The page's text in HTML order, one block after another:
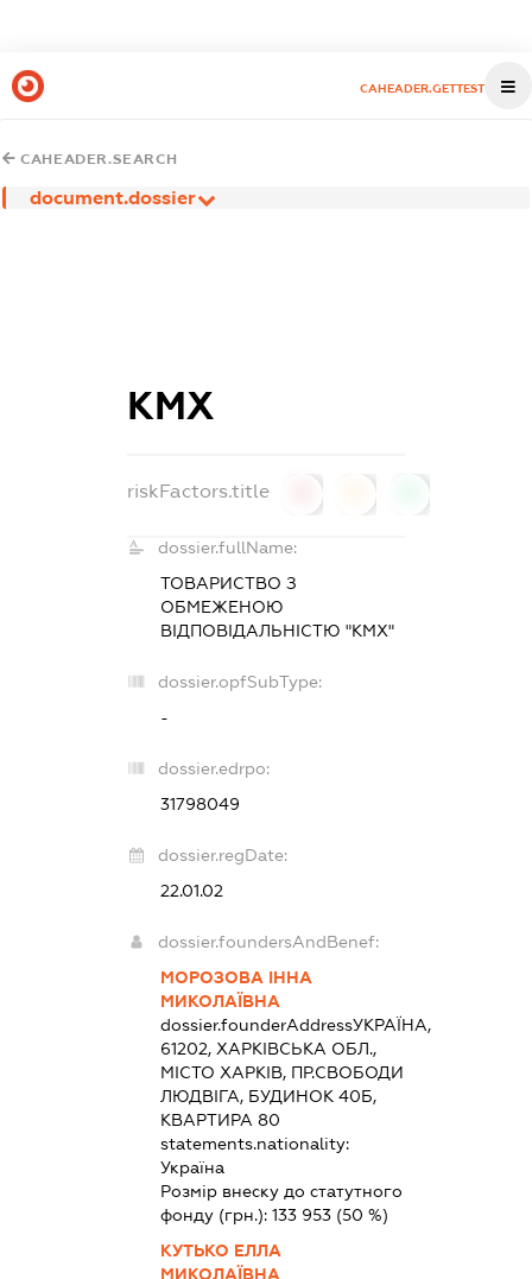
CAHEADER.GETTEST
CAHEADER.SEARCH
document.dossier
КМХ
riskFactors.title
dossier.fullName:
ТОВАРИСТВО З
ОБМЕЖЕНОЮ
ВІДПОВІДАЛЬНІСТЮ "КМХ"
dossier.opfSubType:
-
dossier.edrpo:
31798049
dossier.regDate:
22.01.02
dossier.foundersAndBenef:
МОРОЗОВА ІННА
МИКОЛАЇВНА
dossier.founderAddressУКРАЇНА,
61202, ХАРКІВСЬКА ОБЛ.,
МІСТО ХАРКІВ, ПР.СВОБОДИ
ЛЮДВІГА, БУДИНОК 40Б,
КВАРТИРА 80
statements.nationality:
Україна
Розмір внеску до статутного
фонду (грн.): 133 953(50 %)
КУТЬКО ЕЛЛА
МИКОЛАЇВНА